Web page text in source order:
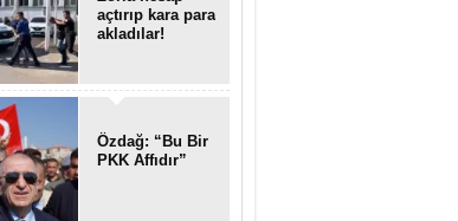
açtırıp kara para
akladılar!
Özdağ: “Bu Bir
PKK Affıdır”